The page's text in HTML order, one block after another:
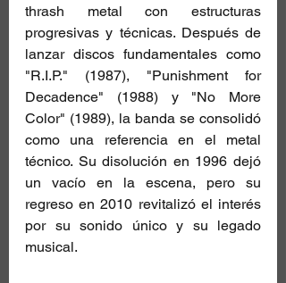
thrash metal con estructuras
progresivas y técnicas. Después de
lanzar discos fundamentales como
"R.I.P." (1987), "Punishment for
Decadence" (1988) y "No More
Color" (1989), la banda se consolidó
como una referencia en el metal
técnico. Su disolución en 1996 dejó
un vacío en la escena, pero su
regreso en 2010 revitalizó el interés
por su sonido único y su legado
musical.